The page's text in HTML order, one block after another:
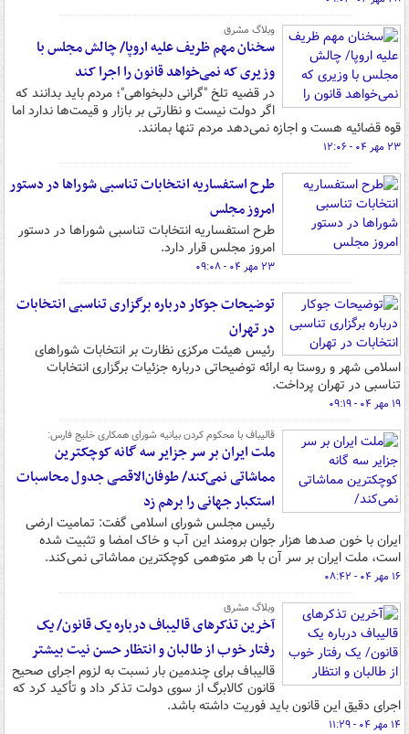
وبلاگ مشرق
سخنان مهم ظریف علیه اروپا/ چالش مجلس با
وزیری که نمی‌خواهد قانون را اجرا کند
در قضیه تلخ "گرانی دلبخواهی"؛ مردم باید بدانند که
اگر دولت نیست و نظارتی بر بازار و قیمت‌ها ندارد اما
قوه قضائیه هست و اجازه نمی‌دهد مردم تنها بمانند.
۲۳ مهر ۰۴ - ۱۲:۰۶
طرح استفساریه انتخابات تناسبی شوراها در دستور
امروز مجلس
طرح استفساریه انتخابات تناسبی شوراها در دستور
امروز مجلس قرار دارد.
۲۳ مهر ۰۴ - ۰۹:۰۸
توضیحات جوکار درباره برگزاری تناسبی انتخابات
در تهران
رئیس هیئت مرکزی نظارت بر انتخابات شوراهای
اسلامی شهر و روستا به ارائه توضیحاتی درباره جزئیات برگزاری انتخابات
تناسبی در تهران پرداخت.
۱۹ مهر ۰۴ - ۰۹:۱۹
قالیباف با محکوم کردن بیانیه شورای همکاری خلیج فارس:
ملت ایران بر سر جزایر سه گانه کوچکترین
مماشاتی نمی‌کند/ طوفان‌الاقصی جدول محاسبات
استکبار جهانی را برهم زد
رئیس مجلس شورای اسلامی گفت: تمامیت ارضی
ایران با خون صدها هزار جوان برومند این آب و خاک امضا و تثبیت شده
است، ملت ایران بر سر آن با هر متوهمی کوچکترین مماشاتی نمی‌کند.
۱۶ مهر ۰۴ - ۰۸:۴۲
وبلاگ مشرق
آخرین تذکرهای قالیباف درباره یک قانون/ یک
رفتار خوب از طالبان و انتظار حسن نیت بیشتر
قالیباف برای چندمین بار نسبت به لزوم اجرای صحیح
قانون کالابرگ از سوی دولت تذکر داد و تأکید کرد که
اجرای دقیق این قانون باید فوریت داشته باشد.
۱۴ مهر ۰۴ - ۱۱:۲۹